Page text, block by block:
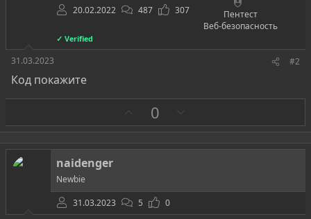
20.02.2022 487 307
Пентест
Веб-безопасность
✓ Verified
31.03.2023 #2
Код покажите
а
0
р
о
в
naidenger
Newbie
31.03.2023
5
0